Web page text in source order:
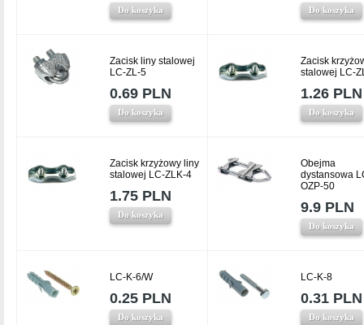
Do koszyka Do koszyka
Zacisk liny stalowej
LC-ZL-5
0.69 PLN
Do koszyka
Zacisk
stalowej LC-
1.26 PLN
Do koszyka
Zacisk krzyżowy liny
stalowej LC-ZLK-4
1.75 PLN
Do koszyka
Obejma
dystansowa
OZP-50
9.9 PLN
Do koszyka
LC-K-6/W
0.25 PLN
Do koszyka
LC-K-8
0.31 PLN
Do koszyka